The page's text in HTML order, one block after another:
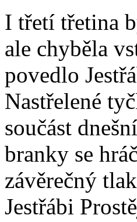
I třetí třetina
ale chyběla
povedlo
Nastřelené
součást
branky se
závěrečný
Jestřábi